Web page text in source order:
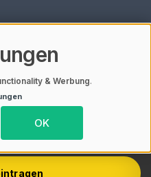
Links unterstützen unsere
Amazon-Partner verdiene ich an
& Werbung.
OK